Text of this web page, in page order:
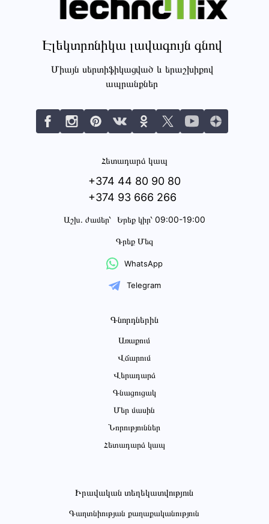
Էլեկտրոնիկա լավագույն գնով
Միայն սերտիֆիկացված և երաշխիքով
ապրանքներ
Հետադարձ կապ
+374 44 80 90 80
+374 93 666 266
Աշխ․ ժամեր՝ Երեք կիր՝ 09:00-19:00
Գրեք Մեզ
WhatsApp
Telegram
Գնորդներին
Առաքում
Վճարում
Վերադարձ
Գնացուցակ
Մեր մասին
Նորություններ
Հետադարձ կապ
Իրավական տեղեկատվություն
Գաղտնիության քաղաքականություն